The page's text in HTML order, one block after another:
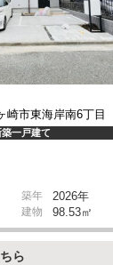
崎市東海岸南6丁目
築一戸建て
築年 2026年
建物 98.53㎡
ら